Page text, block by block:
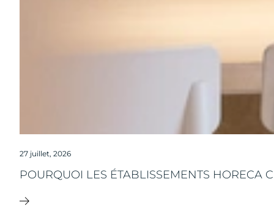
27 juillet, 2026
POURQUOI LES ÉTABLISSEMENTS HORECA